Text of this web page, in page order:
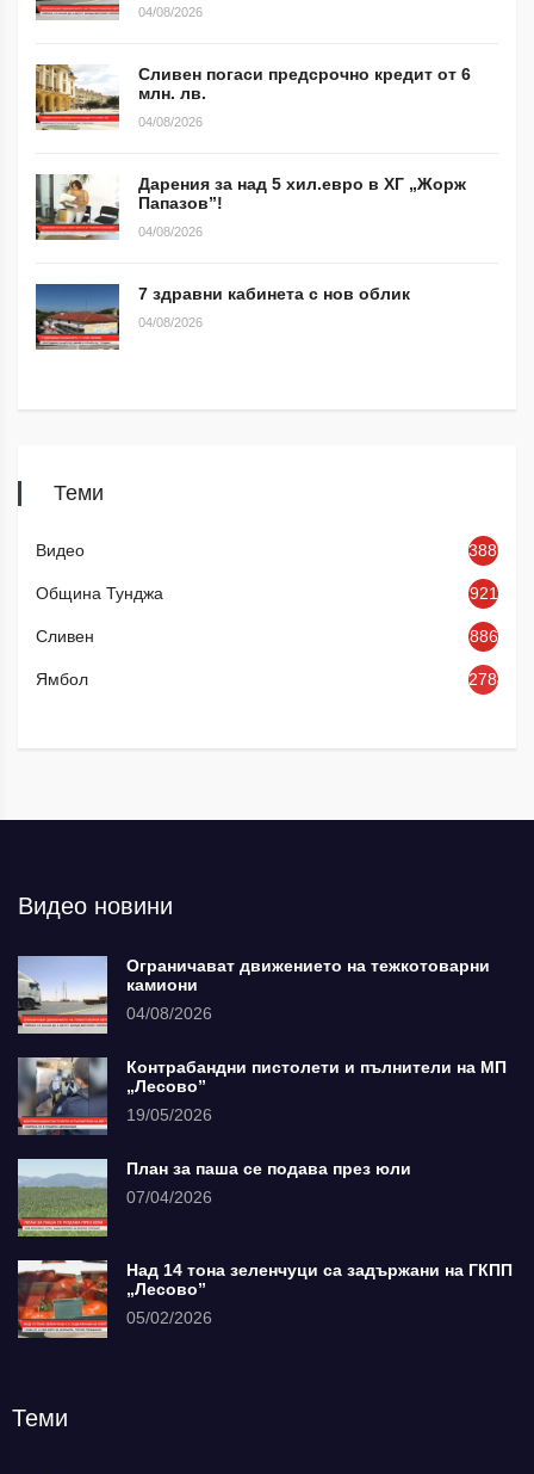
04/08/2026
Сливен погаси предсрочно кредит от 6
млн. лв.
04/08/2026
Дарения за над 5 хил.евро в ХГ „Жорж
Папазов”!
04/08/2026
7 здравни кабинета с нов облик
04/08/2026
Теми
Видео 3886
Община Тунджа 921
Сливен 886
Ямбол 2784
Видео новини
Ограничават движението на тежкотоварни
камиони
04/08/2026
Контрабандни пистолети и пълнители на МП
„Лесово”
19/05/2026
План за паша се подава през юли
07/04/2026
Над 14 тона зеленчуци са задържани на ГКПП
„Лесово”
05/02/2026
Теми